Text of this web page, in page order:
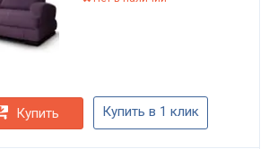
Купить Купить в 1 клик